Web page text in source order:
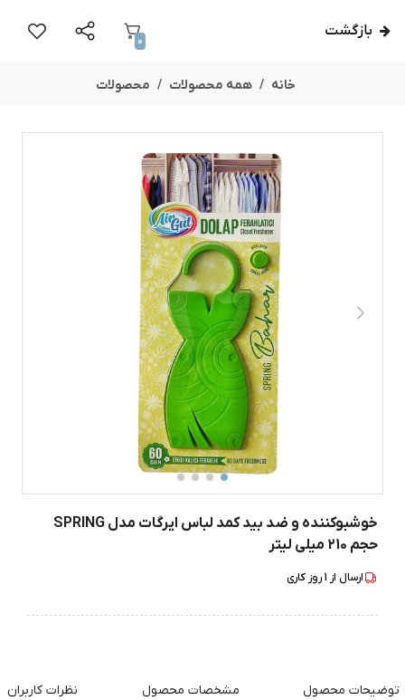
بازگشت
0
خانه همه محصولات محصولات
خوشبوکننده و ضد بید کمد لباس ایرگات مدل SPRING
حجم 210 میلی لیتر
ارسال از 1روز کاری
توضیحات محصول مشخصات محصول نظرات کاربران